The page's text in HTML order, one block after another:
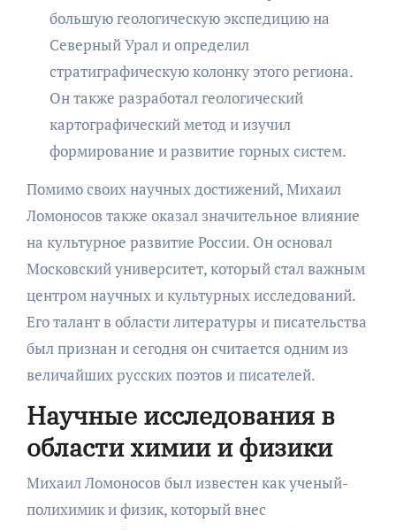
большую геологическую экспедицию на
Северный Урал и определил
стратиграфическую колонку этого региона.
Он также разработал геологический
картографический метод и изучил
формирование и развитие горных систем.
Помимо своих научных достижений, Михаил
Ломоносов также оказал значительное влияние
на культурное развитие России. Он основал
Московский университет, который стал важным
центром научных и культурных исследований.
Его талант в области литературы и писательства
был признан и сегодня он считается одним из
величайших русских поэтов и писателей.
Научные исследования в
области химии и физики
Михаил Ломоносов был известен как ученый-
полихимик и физик, который внес